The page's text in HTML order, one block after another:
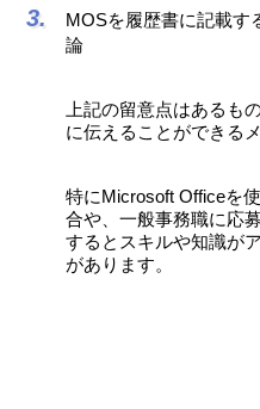
MOSを履歴書に記載す
論
上記の留意点はあるも
に伝えることができる
特にMicrosoft Officeを
合や、一般事務職に応
するとスキルや知識が
があります。